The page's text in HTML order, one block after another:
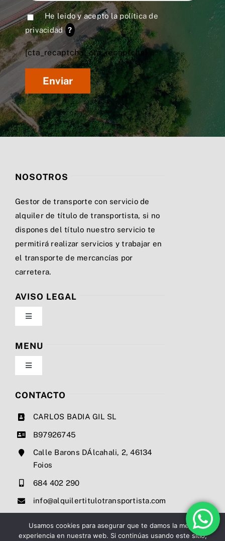
He leido y acepto lapolítica de
privacidad ?
[cta_recaptcha* cta_recaptcha]
NOSOTROS
Gestor de transporte con servicio de
alquiler de título de transportista, si no
dispones del título nuestro servicio te
permitirá realizar servicios y trabajar en
el transporte de mercancías por
carretera.
AVISO LEGAL
Toggle
Navigation
Política de privacidad
Condiciones de uso
MENU
Toggle
Navigation
Nosotros
Precios
Contacto
CONTACTO
CARLOS BADIA GIL SL
B97926745
Calle Barons DÁlcahali, 2, 46134
Foios
684 402 290
info@alquilertitulotransportista.com
Usamos cookies para asegurar que te damos la mejor
experiencia en nuestra web. Si continúas usando este sitio,